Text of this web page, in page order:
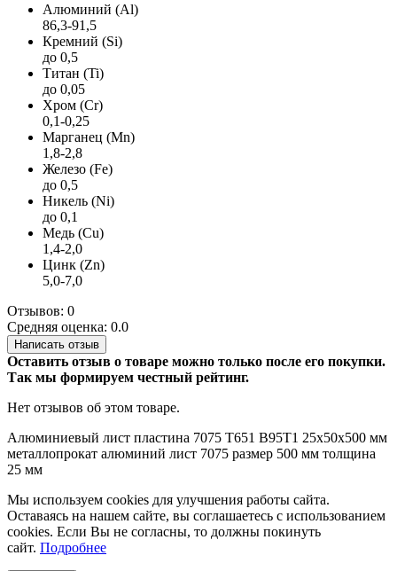
Алюминий (Al)
86,3-91,5
Кремний (Si)
до 0,5
Титан (Ti)
до 0,05
Хром (Cr)
0,1-0,25
Марганец (Mn)
1,8-2,8
Железо (Fe)
до 0,5
Никель (Ni)
до 0,1
Медь (Cu)
1,4-2,0
Цинк (Zn)
5,0-7,0
Отзывов: 0
Средняя оценка: 0.0
Написать отзыв
Оставить отзыв о товаре можно только после его покупки.
Так мы формируем честный рейтинг.
Нет отзывов об этом товаре.
Алюминиевый лист пластина 7075 Т651 В95Т1 25х50х500 мм
металлопрокат алюминий лист 7075 размер 500 мм толщина
25 мм
Мы используем cookies для улучшения работы сайта.
Оставаясь на нашем сайте, вы соглашаетесь с использованием
cookies. Если Вы не согласны, то должны покинуть
сайт. Подробнее